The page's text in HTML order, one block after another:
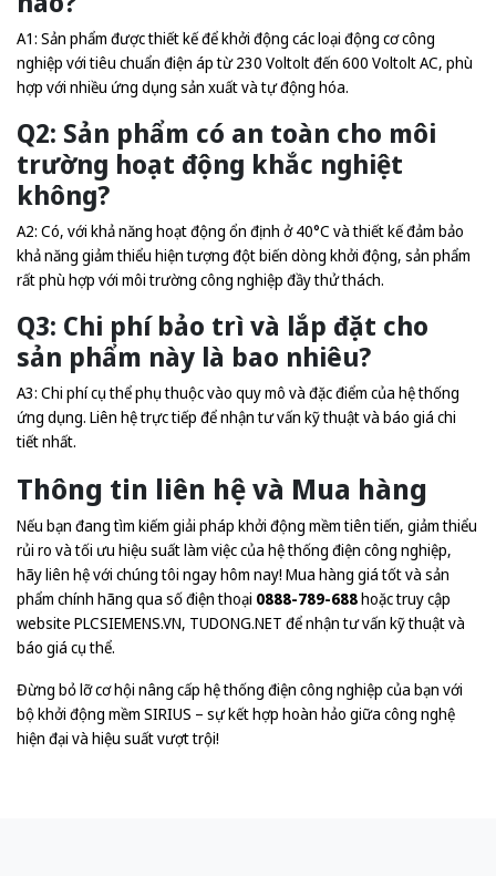
A1: Sản phẩm được thiết kế để khởi động các loại động cơ công
nghiệp với tiêu chuẩn điện áp từ 230 Voltolt đến 600 Voltolt AC, phù
hợp với nhiều ứng dụng sản xuất và tự động hóa.
Q2: Sản phẩm có an toàn cho môi
trường hoạt động khắc nghiệt
không?
A2: Có, với khả năng hoạt động ổn định ở 40°C và thiết kế đảm bảo
khả năng giảm thiểu hiện tượng đột biến dòng khởi động, sản phẩm
rất phù hợp với môi trường công nghiệp đầy thử thách.
Q3: Chi phí bảo trì và lắp đặt cho
sản phẩm này là bao nhiêu?
A3: Chi phí cụ thể phụ thuộc vào quy mô và đặc điểm của hệ thống
ứng dụng. Liên hệ trực tiếp để nhận tư vấn kỹ thuật và báo giá chi
tiết nhất.
Thông tin liên hệ và Mua hàng
Nếu bạn đang tìm kiếm giải pháp khởi động mềm tiên tiến, giảm thiểu
rủi ro và tối ưu hiệu suất làm việc của hệ thống điện công nghiệp,
hãy liên hệ với chúng tôi ngay hôm nay! Mua hàng giá tốt và sản
phẩm chính hãng qua số điện thoại 0888-789-688hoặc truy cập
website PLCSIEMENS.VN, TUDONG.NET để nhận tư vấn kỹ thuật và
báo giá cụ thể.
Đừng bỏ lỡ cơ hội nâng cấp hệ thống điện công nghiệp của bạn với
bộ khởi động mềm SIRIUS – sự kết hợp hoàn hảo giữa công nghệ
hiện đại và hiệu suất vượt trội!